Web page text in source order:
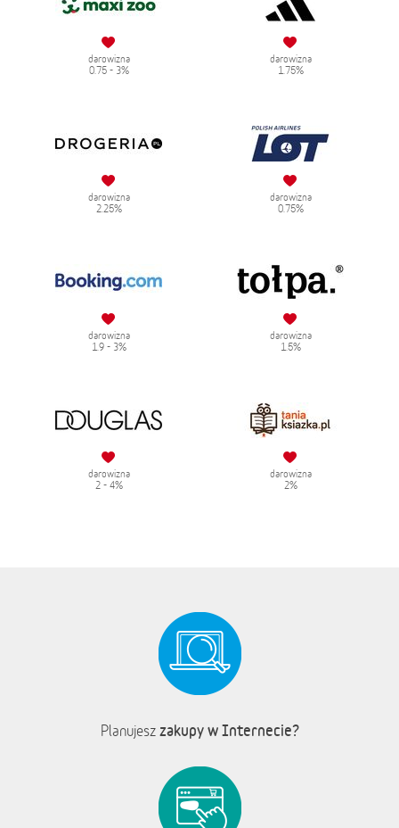
darowizna
0.75 - 3%
darowizna
1.75%
darowizna
2.25%
darowizna
0.75%
darowizna
1.9 - 3%
darowizna
1.5%
darowizna
2 - 4%
darowizna
2%
Planujesz zakupy w Internecie?